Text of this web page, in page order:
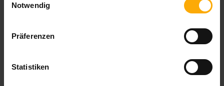
Notwendig
Präferenzen
Statistiken
Haben Sie Fragen? Dann nutzen
Beratungsgespräch:
Wenn Sie wissen möchten, inwieweit Inbound oder die